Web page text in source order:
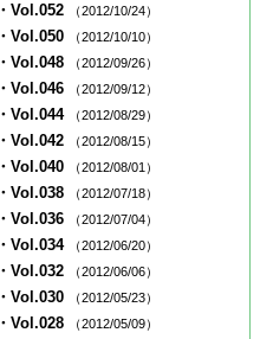
・Vol.052 （2012/10/24）
・Vol.050 （2012/10/10）
・Vol.048 （2012/09/26）
・Vol.046 （2012/09/12）
・Vol.044 （2012/08/29）
・Vol.042 （2012/08/15）
・Vol.040 （2012/08/01）
・Vol.038 （2012/07/18）
・Vol.036 （2012/07/04）
・Vol.034 （2012/06/20）
・Vol.032 （2012/06/06）
・Vol.030 （2012/05/23）
・Vol.028 （2012/05/09）